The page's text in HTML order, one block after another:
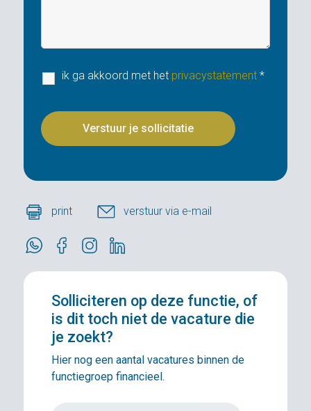
ik ga akkoord met het privacystatement*
print verstuur via e-mail
Solliciteren op deze functie, of
is dit toch niet de vacature die
je zoekt?
Hier nog een aantal vacatures binnen de
functiegroep financieel.